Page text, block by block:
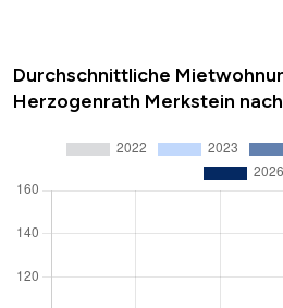
Durchschnittliche
Herzogenrath Merkstein